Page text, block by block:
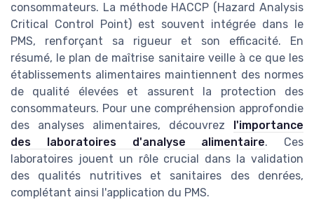
consommateurs. La méthode HACCP (Hazard Analysis
Critical Control Point) est souvent intégrée dans le
PMS, renforçant sa rigueur et son efficacité. En
résumé, le plan de maîtrise sanitaire veille à ce que les
établissements alimentaires maintiennent des normes
de qualité élevées et assurent la protection des
consommateurs. Pour une compréhension approfondie
des analyses alimentaires, découvrez l'importance
des laboratoires d'analyse alimentaire. Ces
laboratoires jouent un rôle crucial dans la validation
des qualités nutritives et sanitaires des denrées,
complétant ainsi l'application du PMS.